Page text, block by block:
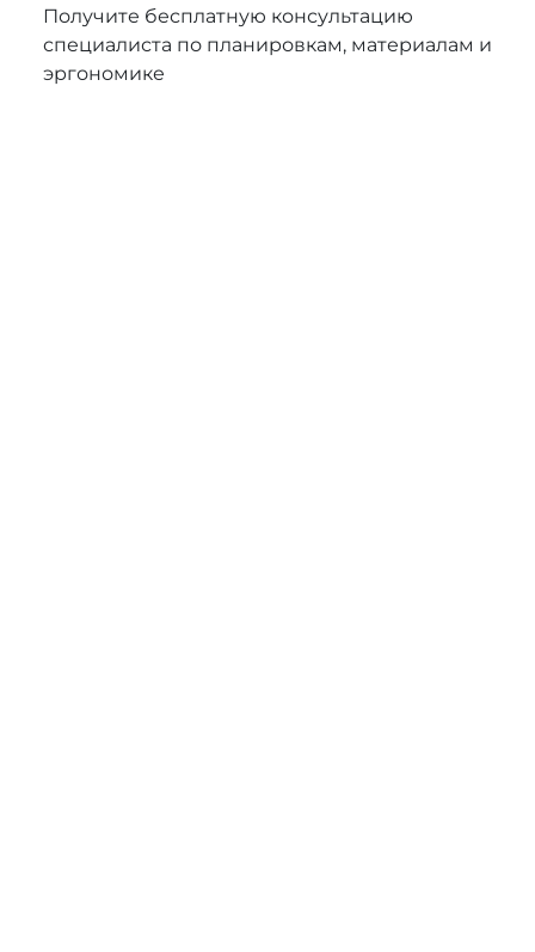
Получите бесплатную консультацию
специалиста по планировкам, материалам и
эргономике